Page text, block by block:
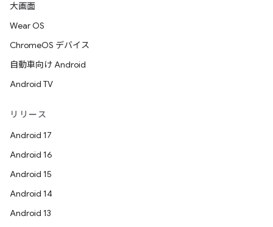
大画面
Wear OS
ChromeOS デバイス
自動車向け Android
Android TV
リリース
Android 17
Android 16
Android 15
Android 14
Android 13